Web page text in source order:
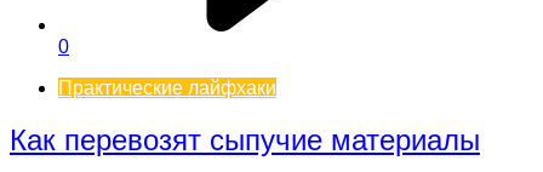
0
Практические лайфхаки
Как перевозят сыпучие материалы